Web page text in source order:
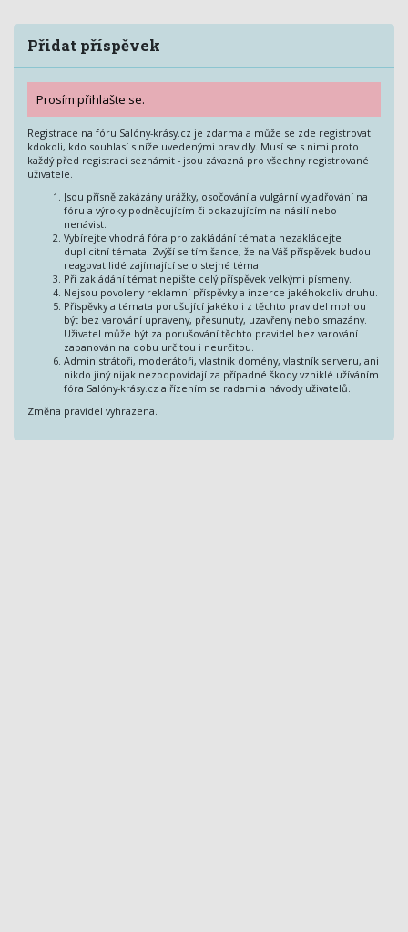
Přidat příspěvek
Prosím přihlašte se.
Registrace na fóru Salóny-krásy.cz je zdarma a může se zde registrovat
kdokoli, kdo souhlasí s níže uvedenými pravidly. Musí se s nimi proto
každý před registrací seznámit - jsou závazná pro všechny registrované
uživatele.
Jsou přísně zakázány urážky, osočování a vulgární vyjadřování na
fóru a výroky podněcujícím či odkazujícím na násilí nebo
nenávist.
Vybírejte vhodná fóra pro zakládání témat a nezakládejte
duplicitní témata. Zvýší se tím šance, že na Váš příspěvek budou
reagovat lidé zajímající se o stejné téma.
Při zakládání témat nepište celý příspěvek velkými písmeny.
Nejsou povoleny reklamní příspěvky a inzerce jakéhokoliv druhu.
Příspěvky a témata porušující jakékoli z těchto pravidel mohou
být bez varování upraveny, přesunuty, uzavřeny nebo smazány.
Uživatel může být za porušování těchto pravidel bez varování
zabanován na dobu určitou i neurčitou.
Administrátoři, moderátoři, vlastník domény, vlastník serveru, ani
nikdo jiný nijak nezodpovídají za případné škody vzniklé užíváním
fóra Salóny-krásy.cz a řízením se radami a návody uživatelů.
Změna pravidel vyhrazena.